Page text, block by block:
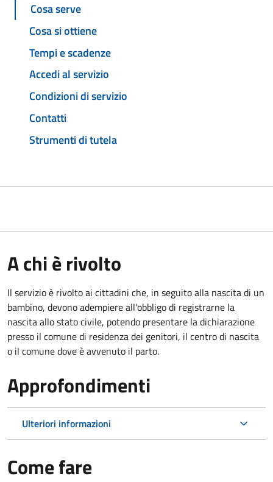
Cosa serve
Cosa si ottiene
Tempi e scadenze
Accedi al servizio
Condizioni di servizio
Contatti
Strumenti di tutela
A chi è rivolto
Il servizio è rivolto ai cittadini che, in seguito alla nascita di un
bambino, devono adempiere all'obbligo di registrarne la
nascita allo stato civile, potendo presentare la dichiarazione
presso il comune di residenza dei genitori, il centro di nascita
o il comune dove è avvenuto il parto.
Approfondimenti
Ulteriori informazioni
Come fare